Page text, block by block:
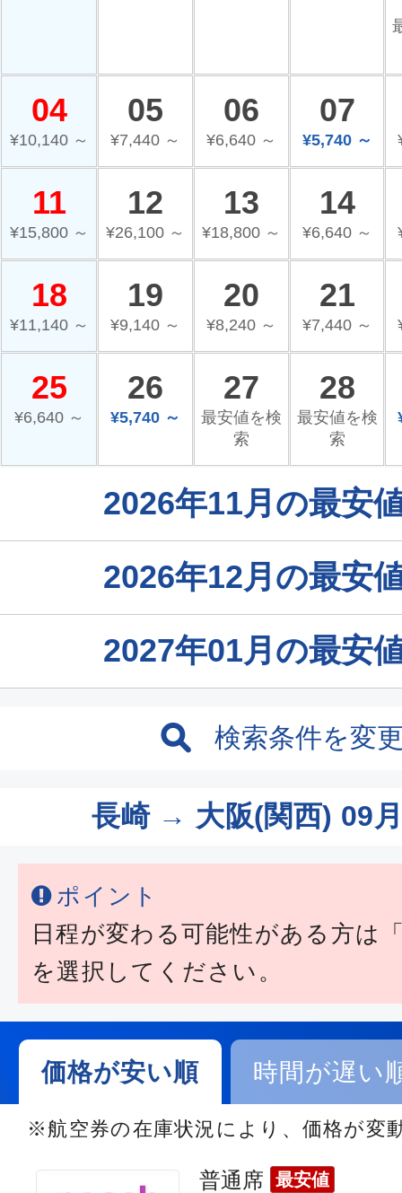
04
¥10,140 ～
05
¥7,440 ～
06
¥6,640 ～
07
¥5,740 ～
11
¥15,800 ～
12
¥26,100 ～
13
¥18,800 ～
14
¥6,640 ～
18
¥11,140 ～
19
¥9,140 ～
20
¥8,240 ～
21
¥7,440 ～
25
¥6,640 ～
26
¥5,740 ～
27
最安値を検
索
28
最安値を検
索
2026年11月の最安
2026年12月の最安
2027年01月の最安
検索条件を変
長崎 → 大阪(関西) 09
ポイント
日程が変わる可能性がある方は
を選択してください。
価格が安い順 時間が遅い
※航空券の在庫状況により、価格が変
普通席 最安値